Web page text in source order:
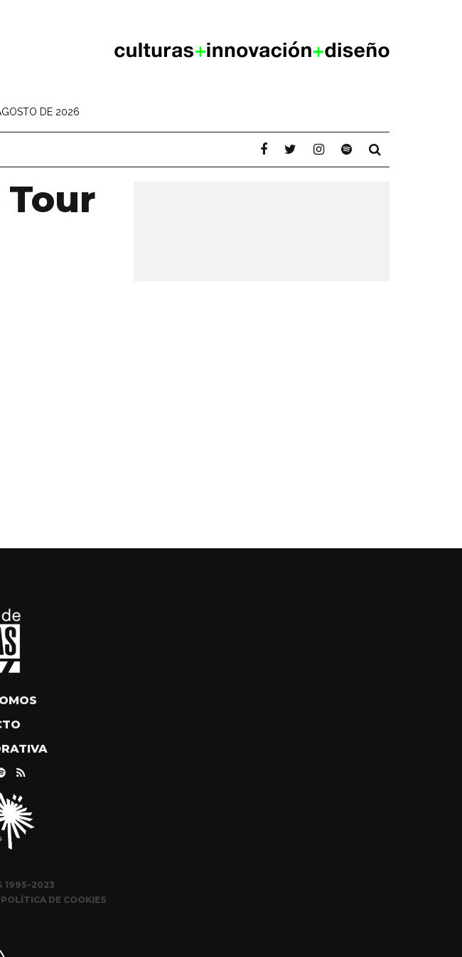
DE 2026
1995-2023
POLÍTICA DE COOKIES